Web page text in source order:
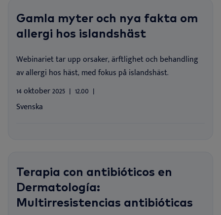
Gamla myter och nya fakta om
allergi hos islandshäst
Webinariet tar upp orsaker, ärftlighet och behandling
av allergi hos häst, med fokus på islandshäst.
14 oktober 2025
12.00
Svenska
Terapia con antibióticos en
Dermatología:
Multirresistencias antibióticas